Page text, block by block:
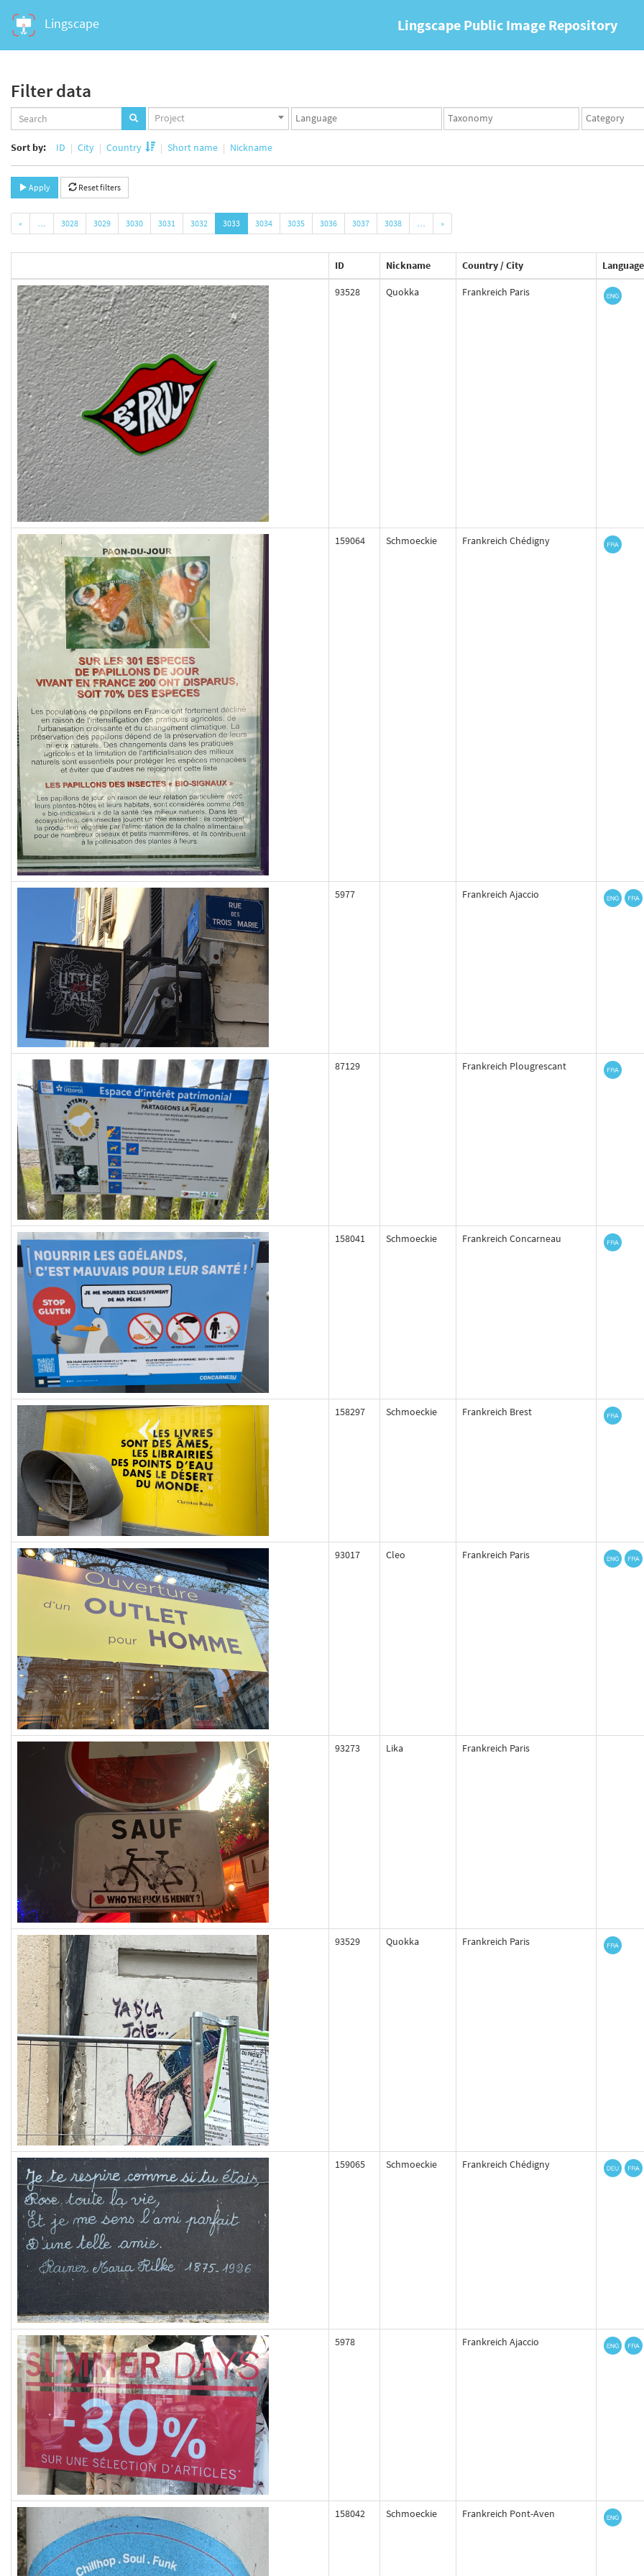
Lingscape Lingscape Public Image Repository
Filter data
Projects
set
Project
Languages
set
Taxonomy
set
Taxonomy
term
Sort by: ID City Country Short name Nickname
Apply Reset filters
« … 3028 3029 3030 3031 3032 3033 3034 3035 3036 3037 3038 … »
ID Nickname Country / City
93528 Quokka Frankreich Paris
159064 Schmoeckie Frankreich Chédigny
5977 Frankreich Ajaccio
87129 Frankreich Plougrescant
158041 Schmoeckie Frankreich Concarneau
158297 Schmoeckie Frankreich Brest
93017 Cleo Frankreich Paris
93273 Lika Frankreich Paris
93529 Quokka Frankreich Paris
159065 Schmoeckie Frankreich Chédigny
5978 Frankreich Ajaccio
158042 Schmoeckie Frankreich Pont-Aven